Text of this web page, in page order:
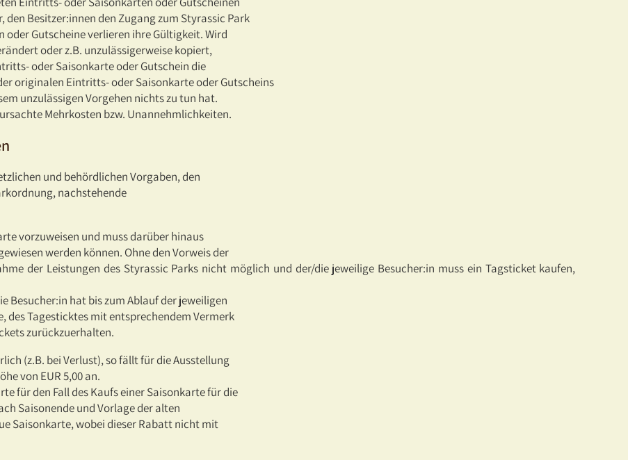
Besitzer:innen den Zugang zum Styrassic Park
Gutscheine verlieren ihre Gültigkeit. Wird
oder z.B. unzulässigerweise kopiert,
oder Saisonkarte oder Gutschein die
originalen Eintritts- oder Saisonkarte oder Gutscheins
unzulässigen Vorgehen nichts zu tun hat.
Mehrkosten bzw. Unannehmlichkeiten.
und behördlichen Vorgaben, den
nachstehende
vorzuweisen und muss darüber hinaus
werden können. Ohne den Vorweis der
der Leistungen des Styrassic Parks nicht möglich und der/die jeweilige Besucher:in muss ein Tagsticket kaufen,
Besucher:in hat bis zum Ablauf der jeweiligen
des Tagesticktes mit entsprechendem Vermerk
zurückzuerhalten.
(z.B. bei Verlust), so fällt für die Ausstellung
von EUR 5,00 an.
für den Fall des Kaufs einer Saisonkarte für die
Saisonende und Vorlage der alten
Saisonkarte, wobei dieser Rabatt nicht mit